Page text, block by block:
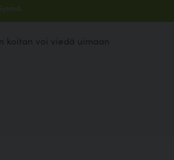
koitan voi viedä uimaan